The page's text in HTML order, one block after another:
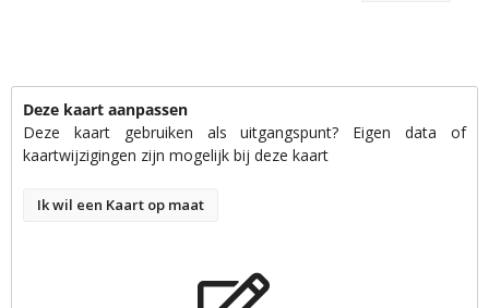
Deze kaart aanpassen
Deze kaart gebruiken als uitgangspunt? Eigen data of
kaartwijzigingen zijn mogelijk bij deze kaart
Ik wil een Kaart op maat